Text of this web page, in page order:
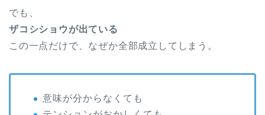
でも、
ザコシショウが出ている
この一点だけで、なぜか全部成立してしまう。
意味が分からなくても